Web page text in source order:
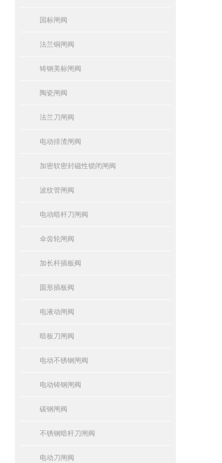
国标闸阀
法兰铜闸阀
铸钢美标闸阀
陶瓷闸阀
法兰刀闸阀
电动排渣闸阀
加密软密封磁性锁闭闸阀
波纹管闸阀
电动暗杆刀闸阀
伞齿轮闸阀
加长杆插板阀
圆形插板阀
电液动闸阀
暗板刀闸阀
电动不锈钢闸阀
电动铸钢闸阀
碳钢闸阀
不锈钢暗杆刀闸阀
电动刀闸阀